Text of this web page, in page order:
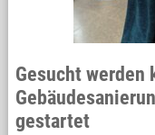
Gesucht
gestartet